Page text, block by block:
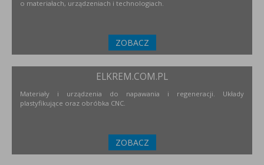
o materiałach, urządzeniach i technologiach.
ZOBACZ
ELKREM.COM.PL
Materiały i urządzenia do napawania i regeneracji. Układy
plastyfikujące oraz obróbka CNC.
ZOBACZ